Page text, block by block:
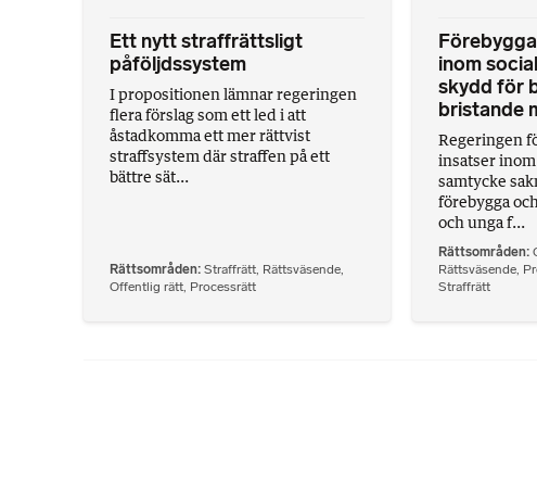
Ett nytt straffrättsligt
påföljdssystem
I propositionen lämnar regeringen
flera förslag som ett led i att
åstadkomma ett mer rättvist
straffsystem där straffen på ett
bättre sät...
Rättsområden Straffrätt Rättsväsende
Offentlig rätt Processrätt
inom
skydd för
bristande
Regeringen
insatser
samtycke
förebygga
och unga f...
Rättsområden
Rättsväsende,
Straffrätt